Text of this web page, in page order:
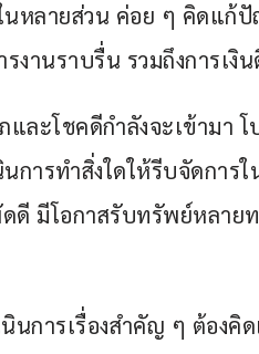
นหลายส่วน ค่อย ๆ คิดแก้
งานราบรื่น รวมถึงการเ
และโชคดีกำลังจะเข้ามา
การทำสิ่งใดให้รีบจัดการ
ดี มีโอกาสรับทรัพย์หลาย
นการเรื่องสำคัญ ๆ ต้องคิ